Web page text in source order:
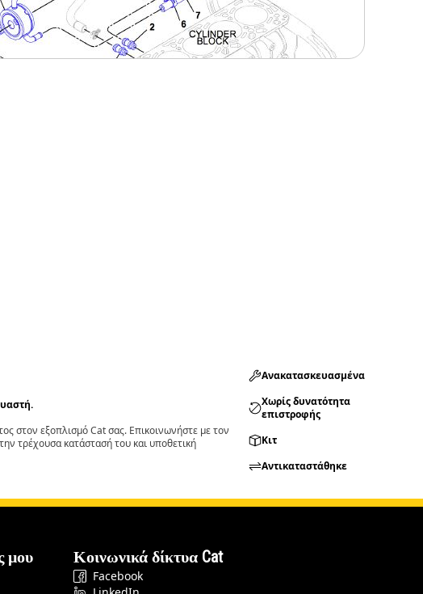
στον εξοπλισμό Cat σας. Επικοινωνήστε με τον
τρέχουσα κατάστασή του και υποθετική
Ανακατασκευασμένα
Χωρίς δυνατότητα
επιστροφής
Κιτ
Αντικαταστάθηκε
μου Κοινωνικά δίκτυα Cat
Facebook